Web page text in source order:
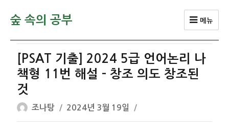
숲 속의 공부 메뉴
[PSAT 기출] 2024 5급 언어논리 나
책형 11번 해설 – 창조 의도 창조된
것
글
쓴
조나탕
작
성
2024년 3월 19일